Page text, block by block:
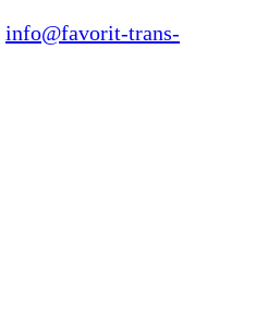
info@favorit-trans-